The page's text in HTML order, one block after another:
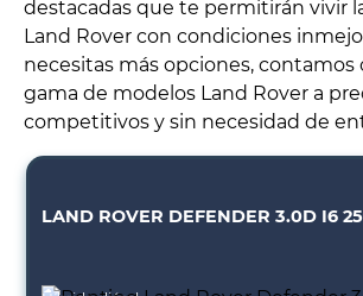
destacadas que te permitirán vivir
Land Rover con condiciones
necesitas más opciones, contamos
gama de modelos Land Rover a
competitivos y sin necesidad de
LAND ROVER DEFENDER 3.0D I6